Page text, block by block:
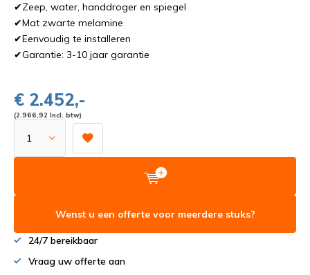
✔Zeep, water, handdroger en spiegel
✔Mat zwarte melamine
✔Eenvoudig te installeren
✔Garantie: 3-10 jaar garantie
€ 2.452,-
(2.966,92 Incl. btw)
Wenst u een offerte voor meerdere stuks?
24/7 bereikbaar
Vraag uw offerte aan